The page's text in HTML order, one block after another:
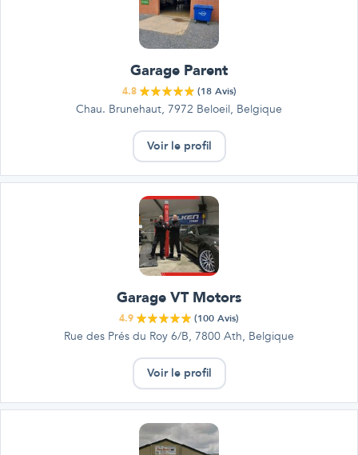
Garage Parent
4.8 (18Avis)
Chau. Brunehaut, 7972 Beloeil, Belgique
Voir le profil
Garage VT Motors
4.9 (100 Avis)
Rue des Prés du Roy 6/B, 7800 Ath, Belgique
Voir le profil